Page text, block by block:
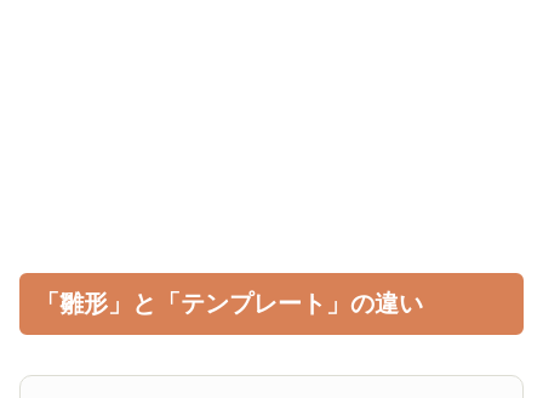
「雛形」と「テンプレート」の違い